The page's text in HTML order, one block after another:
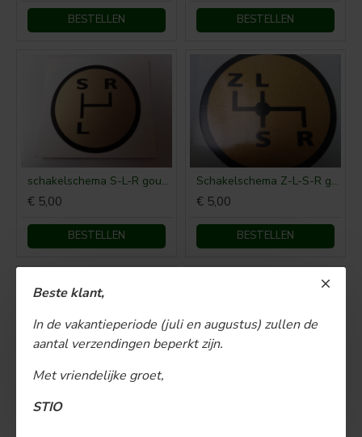
Beste klant,
In de vakantieperiode (juli en augustus) zullen de
aantal verzendingen beperkt zijn.
Met vriendelijke groet,
STIO
BESTELLEN BESTELLEN
schakelschema S-L-R goud rond
€ 5,00
BESTELLEN
Schakelschema Z-L-S-R goud rond
€ 5,00
BESTELLEN